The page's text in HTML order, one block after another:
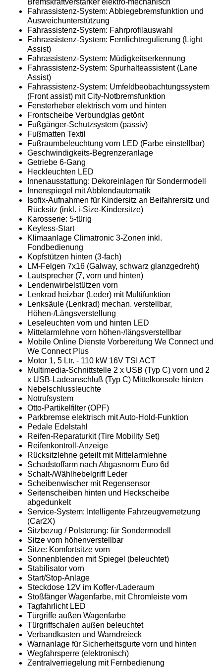
Bremskraftverstärker elektro-mechanisch
Fahrassistenz-System: Abbiegebremsfunktion und
Ausweichunterstützung
Fahrassistenz-System: Fahrprofilauswahl
Fahrassistenz-System: Fernlichtregulierung (Light
Assist)
Fahrassistenz-System: Müdigkeitserkennung
Fahrassistenz-System: Spurhalteassistent (Lane
Assist)
Fahrassistenz-System: Umfeldbeobachtungssystem
(Front assist) mit City-Notbremsfunktion
Fensterheber elektrisch vorn und hinten
Frontscheibe Verbundglas getönt
Fußgänger-Schutzsystem (passiv)
Fußmatten Textil
Fußraumbeleuchtung vorn LED (Farbe einstellbar)
Geschwindigkeits-Begrenzeranlage
Getriebe 6-Gang
Heckleuchten LED
Innenausstattung: Dekoreinlagen für Sondermodell
Innenspiegel mit Abblendautomatik
Isofix-Aufnahmen für Kindersitz an Beifahrersitz und
Rücksitz (inkl. i-Size-Kindersitze)
Karosserie: 5-türig
Keyless-Start
Klimaanlage Climatronic 3-Zonen inkl.
Fondbedienung
Kopfstützen hinten (3-fach)
LM-Felgen 7x16 (Galway, schwarz glanzgedreht)
Lautsprecher (7, vorn und hinten)
Lendenwirbelstützen vorn
Lenkrad heizbar (Leder) mit Multifunktion
Lenksäule (Lenkrad) mechan. verstellbar,
Höhen-/Längsverstellung
Leseleuchten vorn und hinten LED
Mittelarmlehne vorn höhen-/längsverstellbar
Mobile Online Dienste Vorbereitung We Connect und
We Connect Plus
Motor 1, 5 Ltr. - 110 kW 16V TSI ACT
Multimedia-Schnittstelle 2 x USB (Typ C) vorn und 2
x USB-Ladeanschluß (Typ C) Mittelkonsole hinten
Nebelschlussleuchte
Notrufsystem
Otto-Partikelfilter (OPF)
Parkbremse elektrisch mit Auto-Hold-Funktion
Pedale Edelstahl
Reifen-Reparaturkit (Tire Mobility Set)
Reifenkontroll-Anzeige
Rücksitzlehne geteilt mit Mittelarmlehne
Schadstoffarm nach Abgasnorm Euro 6d
Schalt-/Wählhebelgriff Leder
Scheibenwischer mit Regensensor
Seitenscheiben hinten und Heckscheibe
abgedunkelt
Service-System: Intelligente Fahrzeugvernetzung
(Car2X)
Sitzbezug / Polsterung: für Sondermodell
Sitze vorn höhenverstellbar
Sitze: Komfortsitze vorn
Sonnenblenden mit Spiegel (beleuchtet)
Stabilisator vorn
Start/Stop-Anlage
Steckdose 12V im Koffer-/Laderaum
Stoßfänger Wagenfarbe, mit Chromleiste vorn
Tagfahrlicht LED
Türgriffe außen Wagenfarbe
Türgriffschalen außen beleuchtet
Verbandkasten und Warndreieck
Warnanlage für Sicherheitsgurte vorn und hinten
Wegfahrsperre (elektronisch)
Zentralverriegelung mit Fernbedienung